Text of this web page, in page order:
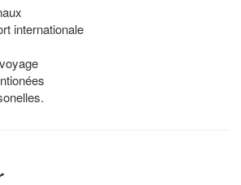
internationale